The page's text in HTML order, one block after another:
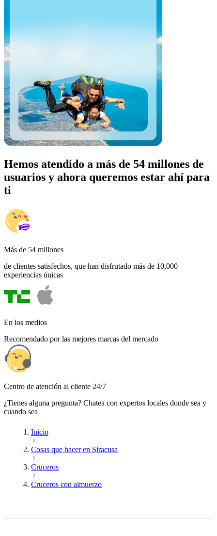
Hemos atendido a más de 54 millones de
usuarios y ahora queremos estar ahí para
ti
Más de 54 millones
de clientes satisfechos, que han disfrutado más de 10,000
experiencias únicas
En los medios
Recomendado por las mejores marcas del mercado
Centro de atención al cliente 24/7
¿Tienes alguna pregunta? Chatea con expertos locales donde sea y
cuando sea
Inicio
Cosas que hacer en Siracusa
Cruceros
Cruceros con almuerzo